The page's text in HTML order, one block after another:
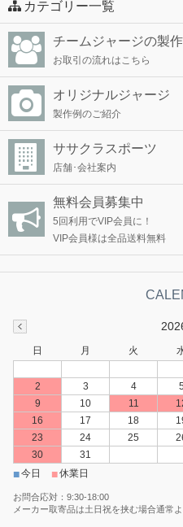
カテゴリー一覧
チームジャージの製作
お取引の流れはこちら
オリジナルジャージ
製作例のご紹介
ササクラスポーツ
店舗･会社案内
無料会員募集中
5回利用でVIP会員に！
VIP会員様は全品送料無料
日 月 火
2
3 4 5
9
10 11
16
17 18
23
24 25
30
31
■今日 ■休業日
お問合応対：9:30-18:00
メーカー取寄品は土日祝を挟む場合通常